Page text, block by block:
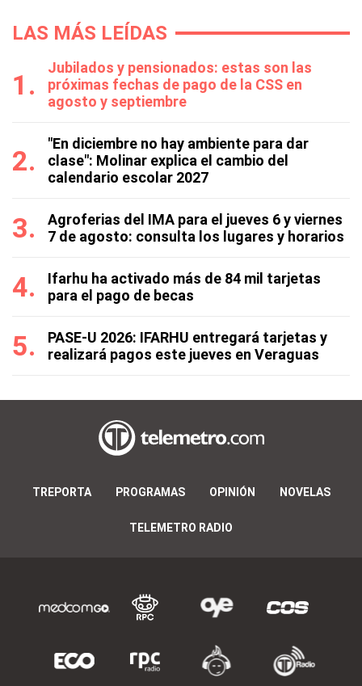
LAS MÁS LEÍDAS
Jubilados y pensionados: estas son las
próximas fechas de pago de la CSS en
agosto y septiembre
"En diciembre no hay ambiente para dar
clase": Molinar explica el cambio del
calendario escolar 2027
Agroferias del IMA para el jueves 6 y viernes
7 de agosto: consulta los lugares y horarios
Ifarhu ha activado más de 84 mil tarjetas
para el pago de becas
PASE-U 2026: IFARHU entregará tarjetas y
realizará pagos este jueves en Veraguas
TREPORTA PROGRAMAS OPINIÓN NOVELAS
TELEMETRO RADIO